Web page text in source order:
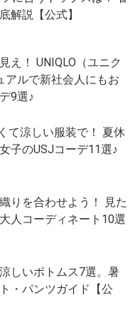
解説【公式】
え！ UNIQLO（ユニク
アルで新社会人にもお
9選♪
て涼しい服装で！ 夏休
子のUSJコーデ11選♪
りを合わせよう！ 見た
人コーディネート10選
しいボトムス7選。暑
・パンツガイド【公